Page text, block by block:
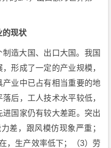
的现状
造大国、出口大国。我国
形成了一定的产业规模，
业中已占有相当重要的地
后，工人技术水平较低，
国家仍有较大差距。突出
差，跟风模仿现象严重；
，生产效率低下；（3）劳